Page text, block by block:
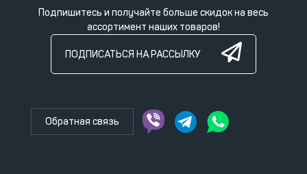
Подпишитесь и получайте больше скидок на весь
ассортимент наших товаров!
ПОДПИСАТЬСЯ НА РАССЫЛКУ
Обратная связь